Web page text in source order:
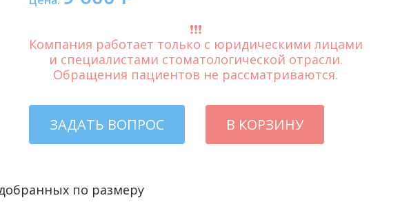
❗️❗️❗️
Компания работает только с юридическими лицами
и специалистами стоматологической отрасли.
Обращения пациентов не рассматриваются.
ЗАДАТЬ ВОПРОС В КОРЗИНУ
по размеру